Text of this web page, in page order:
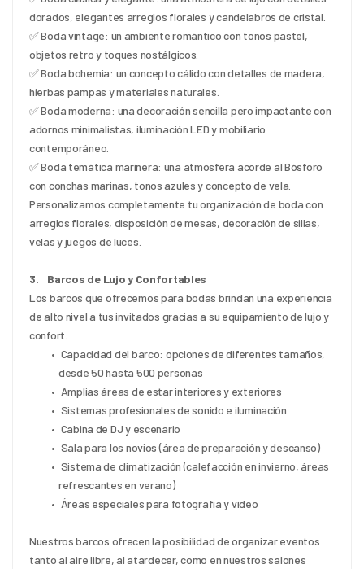
dorados, elegantes arreglos florales y candelabros de cristal.
✅ Boda vintage: un ambiente romántico con tonos pastel,
objetos retro y toques nostálgicos.
✅ Boda bohemia: un concepto cálido con detalles de madera,
hierbas pampas y materiales naturales.
✅ Boda moderna: una decoración sencilla pero impactante con
adornos minimalistas, iluminación LED y mobiliario
contemporáneo.
✅ Boda temática marinera: una atmósfera acorde al Bósforo
con conchas marinas, tonos azules y concepto de vela.
Personalizamos completamente tu organización de boda con
arreglos florales, disposición de mesas, decoración de sillas,
velas y juegos de luces.
3.    Barcos de Lujo y Confortables
Los barcos que ofrecemos para bodas brindan una experiencia
de alto nivel a tus invitados gracias a su equipamiento de lujo y
confort.
Capacidad del barco: opciones de diferentes tamaños,
desde 50 hasta 500 personas
Amplias áreas de estar interiores y exteriores
Sistemas profesionales de sonido e iluminación
Cabina de DJ y escenario
Sala para los novios (área de preparación y descanso)
Sistema de climatización (calefacción en invierno, áreas
refrescantes en verano)
Áreas especiales para fotografía y video
Nuestros barcos ofrecen la posibilidad de organizar eventos
tanto al aire libre, al atardecer, como en nuestros salones